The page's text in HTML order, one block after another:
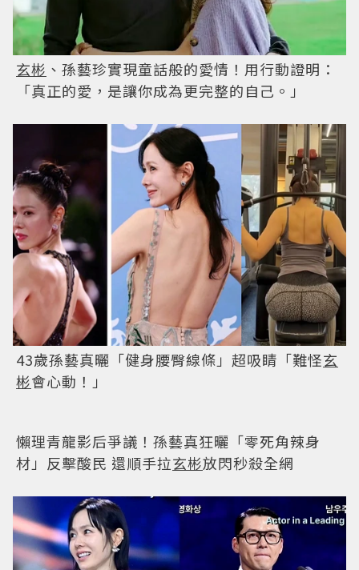
玄彬 、孫藝珍實現童話般的愛情！用行動證明：
「真正的愛，是讓你成為更完整的自己。」
43歲孫藝真曬「健身腰臀線條」超吸睛「難怪玄
彬會心動！」
懶理青龍影后爭議！孫藝真狂曬「零死角辣身
材」反擊酸民 還順手拉玄彬放閃秒殺全網